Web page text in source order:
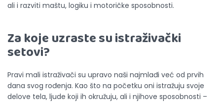
ali i razviti maštu, logiku i motoričke sposobnosti.
Za koje uzraste su istraživački
setovi?
Pravi mali istraživači su upravo naši najmlađi već od prvih
dana svog rođenja. Kao što na početku oni istražuju svoje
delove tela, ljude koji ih okružuju, ali i njihove sposobnosti –